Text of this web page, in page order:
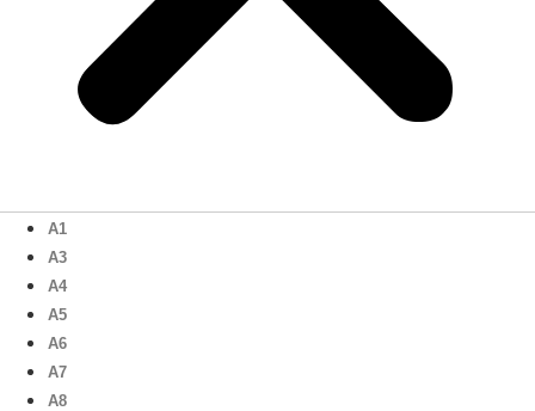
A1
A3
A4
A5
A6
A7
A8